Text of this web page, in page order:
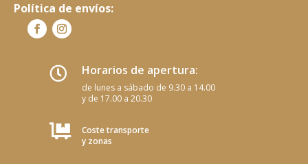
Política de envíos:
 Horarios de apertura:
de lunes a sábado de 9.30 a 14.00
y de 17.00 a 20.30

Coste transporte
y zonas